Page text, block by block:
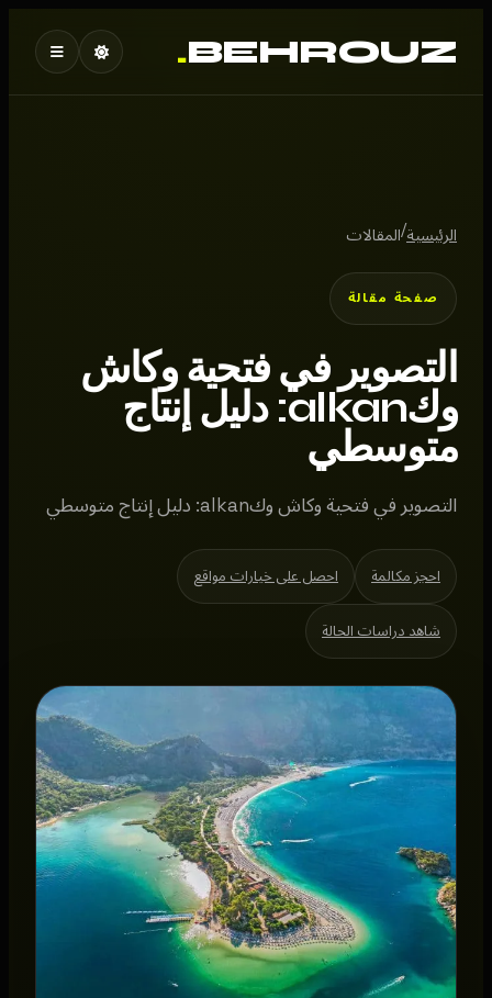
BEHROUZ
.
الرئيسية/المقالات
صفحة مقالة
التصوير في فتحية وكاش
وكalkan: دليل إنتاج
متوسطي
التصوير في فتحية وكاش وكalkan: دليل إنتاج متوسطي
احجز مكالمة احصل على خيارات مواقع
شاهد دراسات الحالة